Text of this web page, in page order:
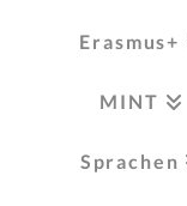
Erasmus+
MINT
Sprachen